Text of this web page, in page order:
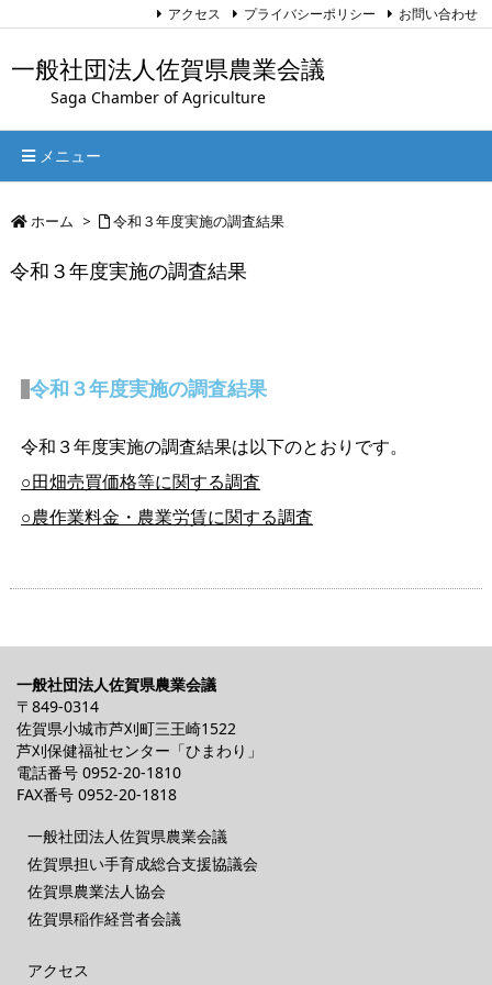
一般社団法人佐賀県農業会議
Saga Chamber of Agriculture
メニュー
アクセス プライバシーポリシー お問い合わせ
ホーム > 令和３年度実施の調査結果
令和３年度実施の調査結果
令和３年度実施の調査結果
令和３年度実施の調査結果は以下のとおりです。
○田畑売買価格等に関する調査
○農作業料金・農業労賃に関する調査
一般社団法人佐賀県農業会議
〒849-0314
佐賀県小城市芦刈町三王崎1522
芦刈保健福祉センター「ひまわり」
電話番号 0952-20-1810
FAX番号 0952-20-1818
一般社団法人佐賀県農業会議
佐賀県担い手育成総合支援協議会
佐賀県農業法人協会
佐賀県稲作経営者会議
アクセス